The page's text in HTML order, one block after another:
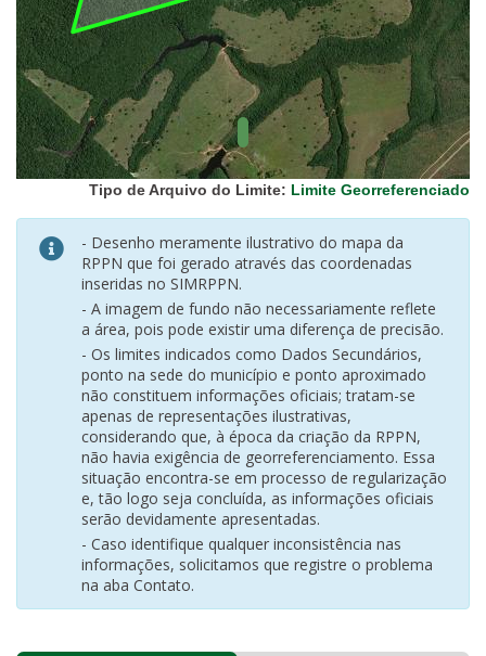
Vegetação
(IBGE)
Rodovias
(IBGE)
Relevo
(IBGE)
Tipo de Arquivo do Limite: Limite Georreferenciado
- Desenho meramente ilustrativo do mapa da
RPPN que foi gerado através das coordenadas
inseridas no SIMRPPN.
- A imagem de fundo não necessariamente reflete
a área, pois pode existir uma diferença de precisão.
- Os limites indicados como Dados Secundários,
ponto na sede do município e ponto aproximado
não constituem informações oficiais; tratam-se
apenas de representações ilustrativas,
considerando que, à época da criação da RPPN,
não havia exigência de georreferenciamento. Essa
situação encontra-se em processo de regularização
e, tão logo seja concluída, as informações oficiais
serão devidamente apresentadas.
- Caso identifique qualquer inconsistência nas
informações, solicitamos que registre o problema
na aba Contato.